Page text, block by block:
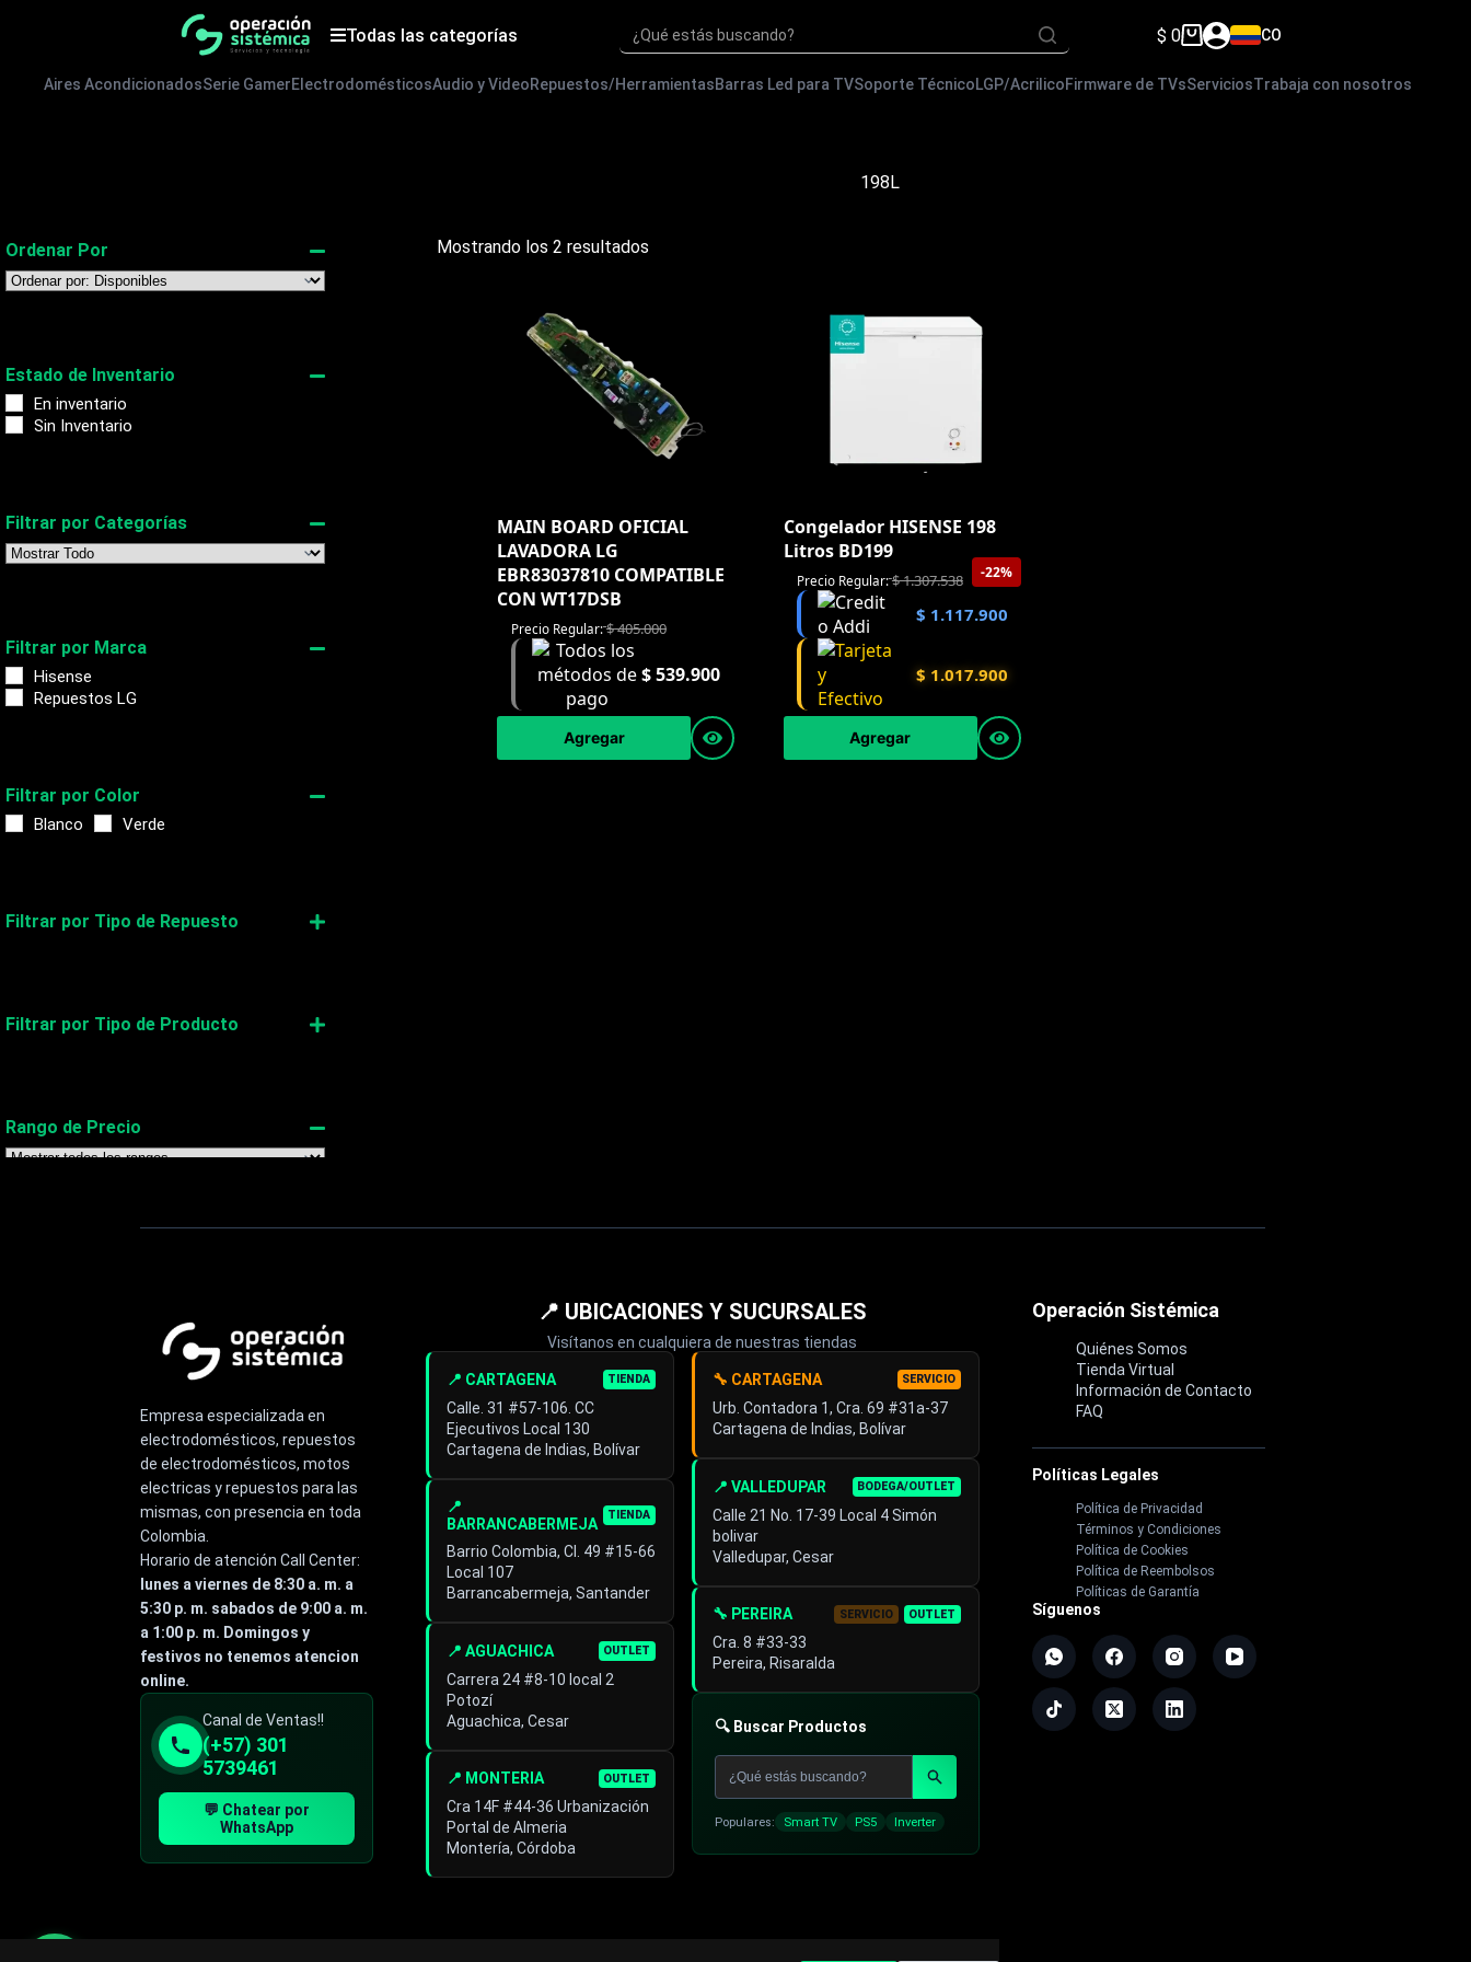
Todas las categorías ¿Qué estás buscando?
Carro
compra
$ 0 CO
Aires AcondicionadosSerie GamerElectrodomésticosAudio y VideoRepuestos/HerramientasBarras Led para TVSoporte Técnico LGP/AcrilicoFirmware de TVsServiciosTrabaja con nosotros
198L
Mostrando los 2 resultados
MAIN BOARD OFICIAL
LAVADORA LG
EBR83037810 COMPATIBLE
CON WT17DSB
Precio Regular:$405.000
$539.900
Agregar
Congelador HISENSE 198
Litros BD199
-22%
Precio Regular:$1.307.538
$ 1.117.900
$ 1.017.900
Agregar
Ordenar Por
Sort Products
Estado de Inventario
En inventario
Sin Inventario
Filtrar por Categorías
Filtrar por Marca
Hisense
Repuestos LG
Filtrar por Color
Blanco Verde
Filtrar por Tipo de Repuesto
Filtrar por Tipo de Producto
Rango de Precio
Empresa especializada en
electrodomésticos, repuestos
de electrodomésticos, motos
electricas y repuestos para las
mismas, con presencia en toda
Colombia.
Horario de atención Call Center:
lunes a viernes de 8:30 a. m. a
5:30 p. m. sabados de 9:00 a. m.
a 1:00 p. m. Domingos y
festivos no tenemos atencion
online.
Canal de Ventas!!
(+57) 301
5739461
💬 Chatear por
WhatsApp
📍 UBICACIONES Y SUCURSALES
Visítanos en cualquiera de nuestras tiendas
📍 CARTAGENA TIENDA
Calle. 31 #57-106. CC
Ejecutivos Local 130
Cartagena de Indias, Bolívar
📍
BARRANCABERMEJA
TIENDA
Barrio Colombia, Cl. 49 #15-66
Local 107
Barrancabermeja, Santander
📍 AGUACHICA OUTLET
Carrera 24 #8-10 local 2
Potozí
Aguachica, Cesar
📍 MONTERIA OUTLET
Cra 14F #44-36 Urbanización
Portal de Almeria
Montería, Córdoba
🔧 CARTAGENA SERVICIO
Urb. Contadora 1, Cra. 69 #31a-37
Cartagena de Indias, Bolívar
📍 VALLEDUPAR BODEGA/OUTLET
Calle 21 No. 17-39 Local 4 Simón
bolivar
Valledupar, Cesar
🔧 PEREIRA SERVICIO OUTLET
Cra. 8 #33-33
Pereira, Risaralda
🔍 Buscar Productos
Populares: Smart TV PS5 Inverter
Operación Sistémica
Quiénes Somos
Tienda Virtual
Información de Contacto
FAQ
Políticas Legales
Política de Privacidad
Términos y Condiciones
Política de Cookies
Política de Reembolsos
Políticas de Garantía
Síguenos
Especialista de operación
sistémica